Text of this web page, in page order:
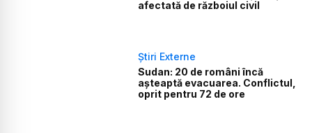
afectată de războiul civil
Știri Externe
Sudan: 20 de români încă
așteaptă evacuarea. Conflictul,
oprit pentru 72 de ore